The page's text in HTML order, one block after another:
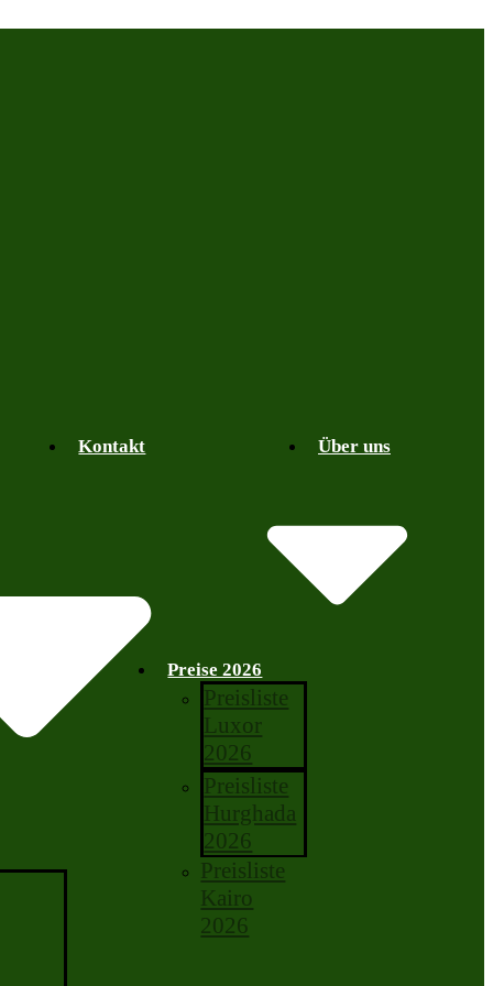
Kontakt
Preise 2026
Preisliste
Luxor
2026
Preisliste
Hurghada
2026
Preisliste
Kairo
2026
Über uns